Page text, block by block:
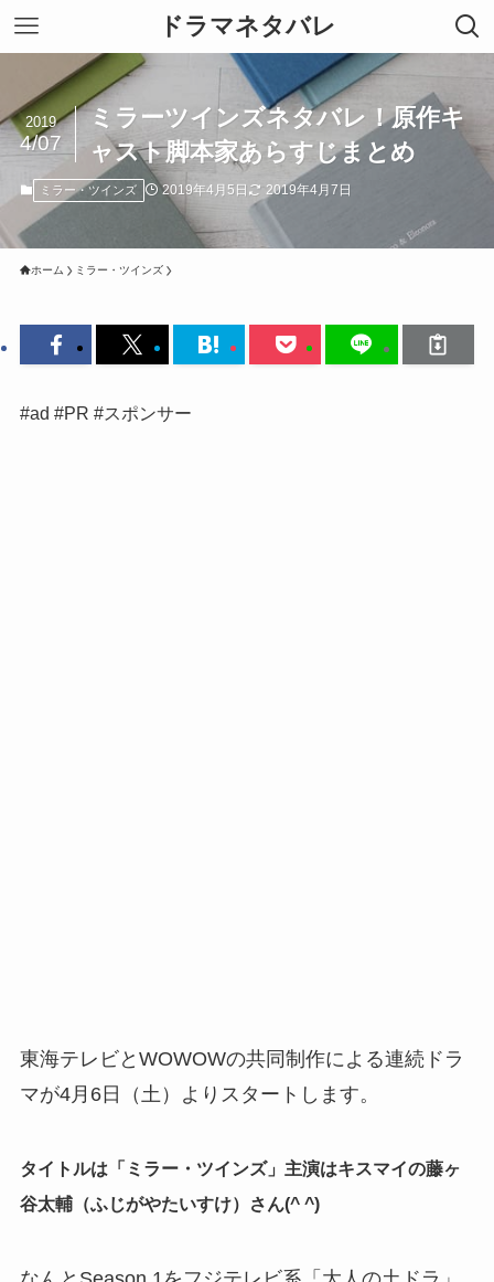
ドラマネタバレ
ミラーツインズネタバレ！原作キ
ャスト脚本家あらすじまとめ
2019
4/07
ミラー・ツインズ 2019年4月5日 2019年4月7日
ホーム ミラー・ツインズ
#ad #PR #スポンサー
東海テレビとWOWOWの共同制作による連続ドラ
マが4月6日（土）よりスタートします。
タイトルは「ミラー・ツインズ」主演はキスマイの藤ヶ
谷太輔（ふじがやたいすけ）さん(^ ^)